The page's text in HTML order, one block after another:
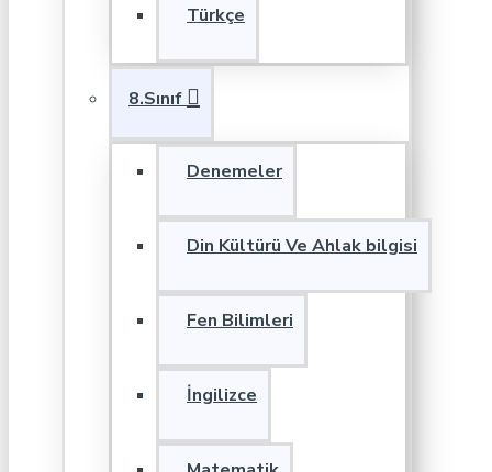
Türkçe
8.Sınıf
Denemeler
Din Kültürü Ve Ahlak bilgisi
Fen Bilimleri
İngilizce